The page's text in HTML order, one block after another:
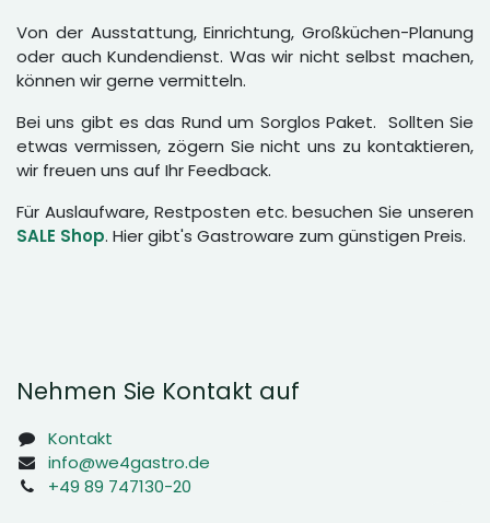
Von der Ausstattung, Einrichtung, Großküchen-Planung
oder auch Kundendienst. Was wir nicht selbst machen,
können wir gerne vermitteln.
Bei uns gibt es das Rund um Sorglos Paket. Sollten Sie
etwas vermissen, zögern Sie nicht uns zu kontaktieren,
wir freuen uns auf Ihr Feedback.
Für Auslaufware, Restposten etc. besuchen Sie unseren
SALE Shop. Hier gibt's Gastroware zum günstigen Preis.
Nehmen Sie Kontakt auf
Kontakt
info@we4gastro.de
+49 89 747130-20